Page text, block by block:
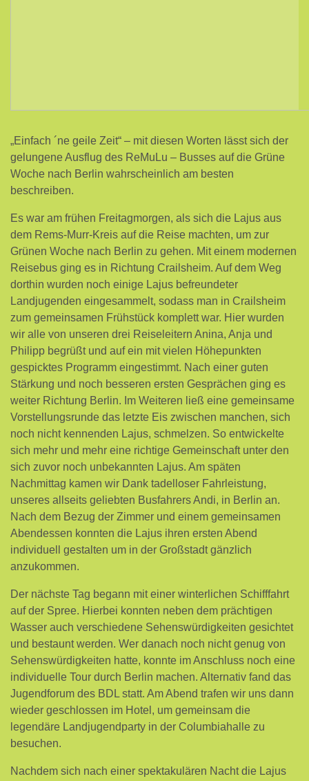
„Einfach ´ne geile Zeit“ – mit diesen Worten lässt sich der
gelungene Ausflug des ReMuLu – Busses auf die Grüne
Woche nach Berlin wahrscheinlich am besten
beschreiben.
Es war am frühen Freitagmorgen, als sich die Lajus aus
dem Rems-Murr-Kreis auf die Reise machten, um zur
Grünen Woche nach Berlin zu gehen. Mit einem modernen
Reisebus ging es in Richtung Crailsheim. Auf dem Weg
dorthin wurden noch einige Lajus befreundeter
Landjugenden eingesammelt, sodass man in Crailsheim
zum gemeinsamen Frühstück komplett war. Hier wurden
wir alle von unseren drei Reiseleitern Anina, Anja und
Philipp begrüßt und auf ein mit vielen Höhepunkten
gespicktes Programm eingestimmt. Nach einer guten
Stärkung und noch besseren ersten Gesprächen ging es
weiter Richtung Berlin. Im Weiteren ließ eine gemeinsame
Vorstellungsrunde das letzte Eis zwischen manchen, sich
noch nicht kennenden Lajus, schmelzen. So entwickelte
sich mehr und mehr eine richtige Gemeinschaft unter den
sich zuvor noch unbekannten Lajus. Am späten
Nachmittag kamen wir Dank tadelloser Fahrleistung,
unseres allseits geliebten Busfahrers Andi, in Berlin an.
Nach dem Bezug der Zimmer und einem gemeinsamen
Abendessen konnten die Lajus ihren ersten Abend
individuell gestalten um in der Großstadt gänzlich
anzukommen.
Der nächste Tag begann mit einer winterlichen Schifffahrt
auf der Spree. Hierbei konnten neben dem prächtigen
Wasser auch verschiedene Sehenswürdigkeiten gesichtet
und bestaunt werden. Wer danach noch nicht genug von
Sehenswürdigkeiten hatte, konnte im Anschluss noch eine
individuelle Tour durch Berlin machen. Alternativ fand das
Jugendforum des BDL statt. Am Abend trafen wir uns dann
wieder geschlossen im Hotel, um gemeinsam die
legendäre Landjugendparty in der Columbiahalle zu
besuchen.
Nachdem sich nach einer spektakulären Nacht die Lajus